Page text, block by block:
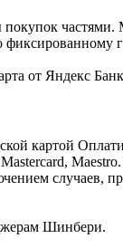
фиксированному
от Яндекс
картой
случаев,
Шинбери.